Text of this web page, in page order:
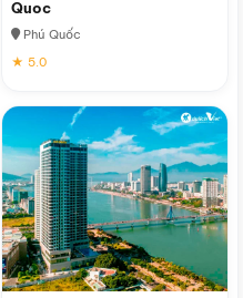
Quoc
Phú Quốc
★ 5.0